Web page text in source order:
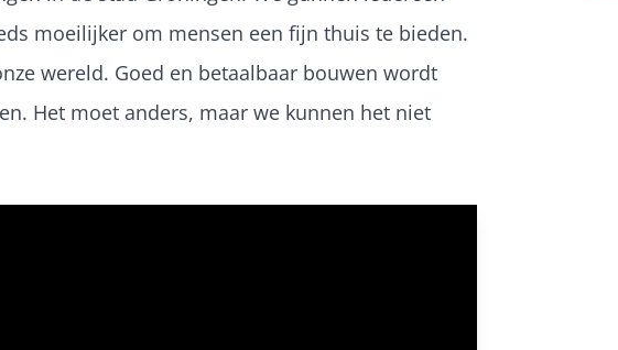
moeilijker om mensen een fijn thuis te bieden.
wereld. Goed en betaalbaar bouwen wordt
Het moet anders, maar we kunnen het niet